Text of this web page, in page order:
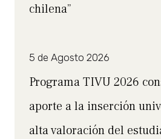
chilena”
5 de Agosto 2026
Programa TIVU 2026
aporte a la inserción
alta valoración del